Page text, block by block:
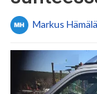
Markus